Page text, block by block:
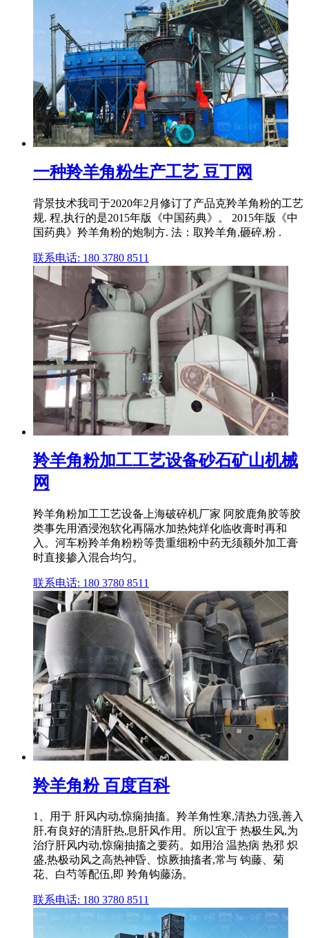
一种羚羊角粉生产工艺 豆丁网
背景技术我司于2020年2月修订了产品克羚羊角粉的工艺
规. 程,执行的是2015年版《中国药典》。 2015年版《中
国药典》羚羊角粉的炮制方. 法：取羚羊角,砸碎,粉 .
联系电话: 180 3780 8511
羚羊角粉加工工艺设备砂石矿山机械
网
羚羊角粉加工工艺设备上海破碎机厂家 阿胶鹿角胶等胶
类事先用酒浸泡软化再隔水加热炖烊化临收膏时再和
入。河车粉羚羊角粉粉等贵重细粉中药无须额外加工膏
时直接掺入混合均匀。
联系电话: 180 3780 8511
羚羊角粉 百度百科
1、用于 肝风内动,惊痫抽搐。羚羊角性寒,清热力强,善入
肝,有良好的清肝热,息肝风作用。所以宜于 热极生风,为
治疗肝风内动,惊痫抽搐之要药。如用治 温热病 热邪 炽
盛,热极动风之高热神昏、惊厥抽搐者,常与 钩藤、菊
花、白芍等配伍,即 羚角钩藤汤。
联系电话: 180 3780 8511